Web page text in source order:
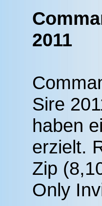
2011
Sire
haben
erzielt.
Zip
Only